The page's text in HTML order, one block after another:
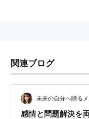
関連ブログ
未来の自分へ贈る
感情と問題解決を